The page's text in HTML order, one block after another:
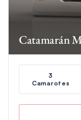
Catamarán
3
Camarotes